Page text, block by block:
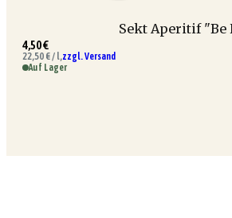
Sekt Aperitif "Be
4,50 €
22,50 € / l,zzgl. Versand
Auf Lager